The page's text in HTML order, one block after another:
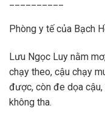
Phòng y tế của Bạch
Lưu Ngọc Luy nằm
chạy theo, cậu chạy
được, còn đe dọa
không tha.